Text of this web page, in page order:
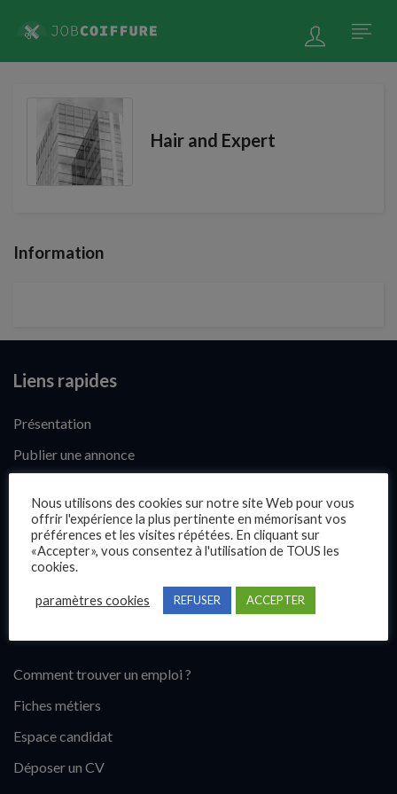
Hair and Expert
Information
Liens rapides
Présentation
Publier une annonce
Questions fréquentes
Blog
Comment trouver un emploi ?
Fiches métiers
Espace candidat
Déposer un CV
Nous utilisons des cookies sur notre site Web pour vous
offrir l'expérience la plus pertinente en mémorisant vos
préférences et les visites répétées. En cliquant sur
«Accepter», vous consentez à l'utilisation de TOUS les
cookies.
paramètres cookies REFUSER ACCEPTER